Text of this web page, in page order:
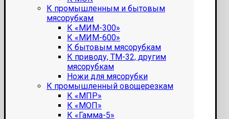
К промышленным и бытовым
мясорубкам
К «МИМ-300»
К «МИМ-600»
К бытовым мясорубкам
К приводу, ТМ-32, другим
мясорубкам
Ножи для мясорубки
К промышленный овощерезкам
К «МПР»
К «МОП»
К «Гамма-5»